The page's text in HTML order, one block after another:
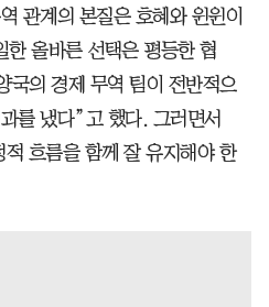
관계의 본질은 호혜와 윈윈이
올바른 선택은 평등한 협
국의 경제 무역 팀이 전반적으
를 냈다”고 했다. 그러면서
흐름을 함께 잘 유지해야 한